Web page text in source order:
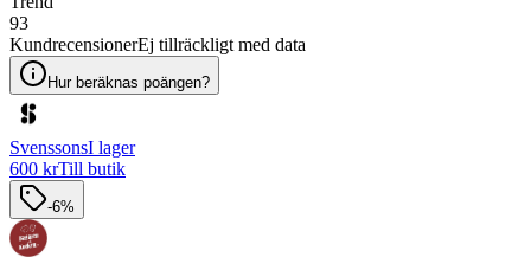
93
KundrecensionerEj tillräckligt med data
Hur beräknas poängen?
SvenssonsI lager
600 krTill butik
-6%